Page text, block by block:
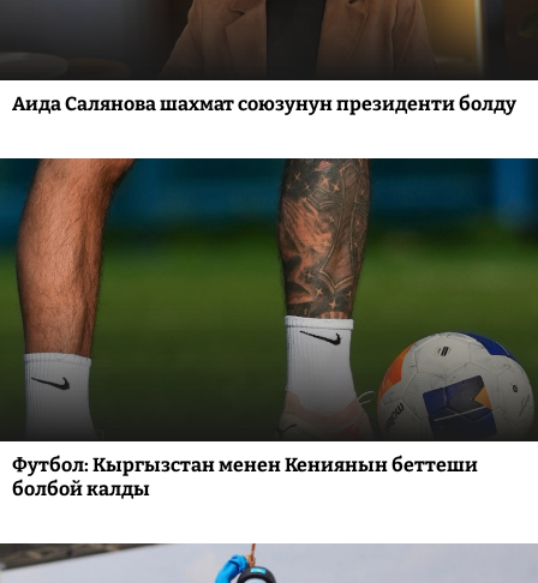
Аида Салянова шахмат союзунун президенти болду
Футбол: Кыргызстан менен Кениянын беттеши
болбой калды